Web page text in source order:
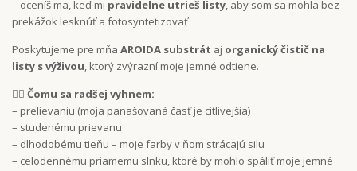
– oceníš ma, keď mi pravidelne utrieš listy, aby som sa mohla bez
prekážok lesknúť a fotosyntetizovať
Poskytujeme pre mňa AROIDA substrát aj organický čistič na
listy s výživou, ktorý zvýrazní moje jemné odtiene.
🙅‍♀️ Čomu sa radšej vyhnem:
– prelievaniu (moja panašovaná časť je citlivejšia)
– studenému prievanu
– dlhodobému tieňu – moje farby v ňom strácajú silu
– celodennému priamemu slnku, ktoré by mohlo spáliť moje jemné